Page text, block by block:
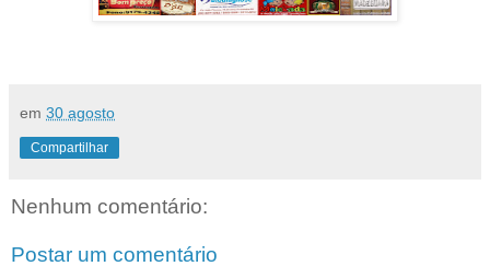
em 30 agosto
Compartilhar
Nenhum comentário:
Postar um comentário